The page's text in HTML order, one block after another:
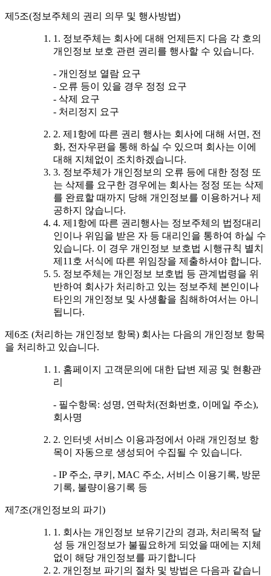
제5조(정보주체의 권리 의무 및 행사방법)
1. 정보주체는 회사에 대해 언제든지 다음 각 호의
개인정보 보호 관련 권리를 행사할 수 있습니다.
- 개인정보 열람 요구
- 오류 등이 있을 경우 정정 요구
- 삭제 요구
- 처리정지 요구
2. 제1항에 따른 권리 행사는 회사에 대해 서면, 전
화, 전자우편을 통해 하실 수 있으며 회사는 이에
대해 지체없이 조치하겠습니다.
3. 정보주체가 개인정보의 오류 등에 대한 정정 또
는 삭제를 요구한 경우에는 회사는 정정 또는 삭제
를 완료할 때까지 당해 개인정보를 이용하거나 제
공하지 않습니다.
4. 제1항에 따른 권리행사는 정보주체의 법정대리
인이나 위임을 받은 자 등 대리인을 통하여 하실 수
있습니다. 이 경우 개인정보 보호법 시행규칙 별치
제11호 서식에 따른 위임장을 제출하셔야 합니다.
5. 정보주체는 개인정보 보호법 등 관계법령을 위
반하여 회사가 처리하고 있는 정보주체 본인이나
타인의 개인정보 및 사생활을 침해하여서는 아니
됩니다.
제6조 (처리하는 개인정보 항목) 회사는 다음의 개인정보 항목
을 처리하고 있습니다.
1. 홈페이지 고객문의에 대한 답변 제공 및 현황관
리
- 필수항목: 성명, 연락처(전화번호, 이메일 주소),
회사명
2. 인터넷 서비스 이용과정에서 아래 개인정보 항
목이 자동으로 생성되어 수집될 수 있습니다.
- IP 주소, 쿠키, MAC 주소, 서비스 이용기록, 방문
기록, 불량이용기록 등
제7조(개인정보의 파기)
1. 회사는 개인정보 보유기간의 경과, 처리목적 달
성 등 개인정보가 불필요하게 되었을 때에는 지체
없이 해당 개인정보를 파기합니다
2. 개인정보 파기의 절차 및 방법은 다음과 같습니